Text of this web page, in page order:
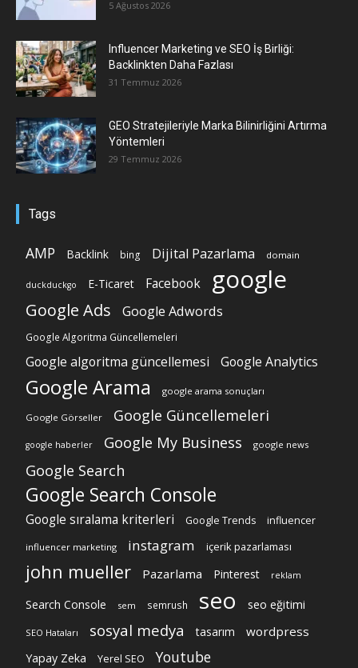
5 Ağustos 2026
Influencer Marketing ve SEO İş Birliği:
Backlinkten Daha Fazlası
31 Temmuz 2026
GEO Stratejileriyle Marka Bilinirliğini Artırma
Yöntemleri
29 Temmuz 2026
Tags
AMP Backlink bing Dijital Pazarlama domain
duckduckgo E-Ticaret Facebook google
Google Ads Google Adwords
Google Algoritma Güncellemeleri
Google algoritma güncellemesi Google Analytics
Google Arama google arama sonuçları
Google Görseller Google Güncellemeleri
google haberler Google My Business google news
Google Search
Google Search Console
Google sıralama kriterleri Google Trends influencer
influencer marketing instagram içerik pazarlaması
john mueller Pazarlama Pinterest reklam
Search Console sem semrush seo seo eğitimi
SEO Hataları sosyal medya tasarım wordpress
Yapay Zeka Yerel SEO Youtube